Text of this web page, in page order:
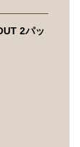
2パッ